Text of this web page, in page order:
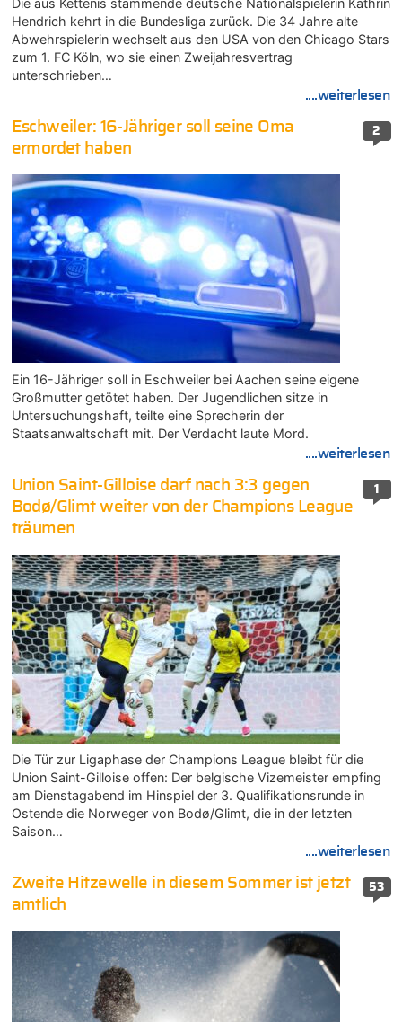
Hendrich kehrt in die Bundesliga zurück. Die 34 Jahre alte
Abwehrspielerin wechselt aus den USA von den Chicago Stars
zum 1. FC Köln, wo sie einen Zweijahresvertrag
unterschrieben…
....weiterlesen
2
Eschweiler: 16-Jähriger soll seine Oma
ermordet haben
Ein 16-Jähriger soll in Eschweiler bei Aachen seine eigene
Großmutter getötet haben. Der Jugendlichen sitze in
Untersuchungshaft, teilte eine Sprecherin der
Staatsanwaltschaft mit. Der Verdacht laute Mord.
....weiterlesen
1
Union Saint-Gilloise darf nach 3:3 gegen
Bodø/Glimt weiter von der Champions League
träumen
Die Tür zur Ligaphase der Champions League bleibt für die
Union Saint-Gilloise offen: Der belgische Vizemeister empfing
am Dienstagabend im Hinspiel der 3. Qualifikationsrunde in
Ostende die Norweger von Bodø/Glimt, die in der letzten
Saison…
....weiterlesen
53
Zweite Hitzewelle in diesem Sommer ist jetzt
amtlich